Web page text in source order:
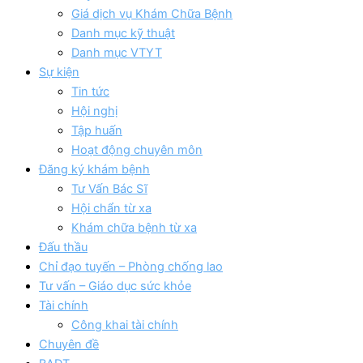
Giá dịch vụ Khám Chữa Bệnh
Danh mục kỹ thuật
Danh mục VTYT
Sự kiện
Tin tức
Hội nghị
Tập huấn
Hoạt động chuyên môn
Đăng ký khám bệnh
Tư Vấn Bác Sĩ
Hội chẩn từ xa
Khám chữa bệnh từ xa
Đấu thầu
Chỉ đạo tuyến – Phòng chống lao
Tư vấn – Giáo dục sức khỏe
Tài chính
Công khai tài chính
Chuyên đề